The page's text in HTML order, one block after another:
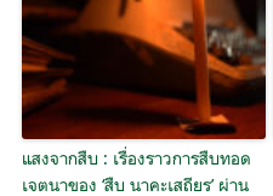
แสงจากสืบ : เรื่องราวการสืบทอด
เจตนาของ ‘สืบ นาคะเสถียร’ ผ่าน